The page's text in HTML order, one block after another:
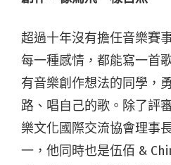
超過十年沒有擔任音樂賽
每一種感情，都能寫一首
有音樂創作想法的同學，
路、唱自己的歌。除了評
樂文化國際交流協會理事
一，他同時也是伍佰 &